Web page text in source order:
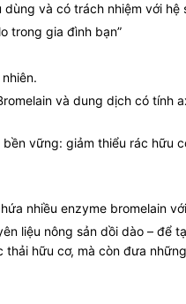
và có trách nhiệm với hệ
trong gia đình bạn”
và dung dịch có
vững: giảm thiểu rác hữu
nhiều enzyme bromelain
liệu nông sản dồi dào – để
hữu cơ, mà còn đưa